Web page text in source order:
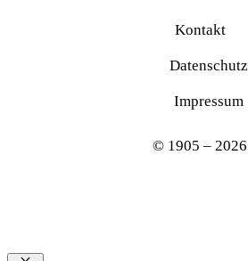
Kontakt
Datenschutz
Impressum
© 1905 – 2026